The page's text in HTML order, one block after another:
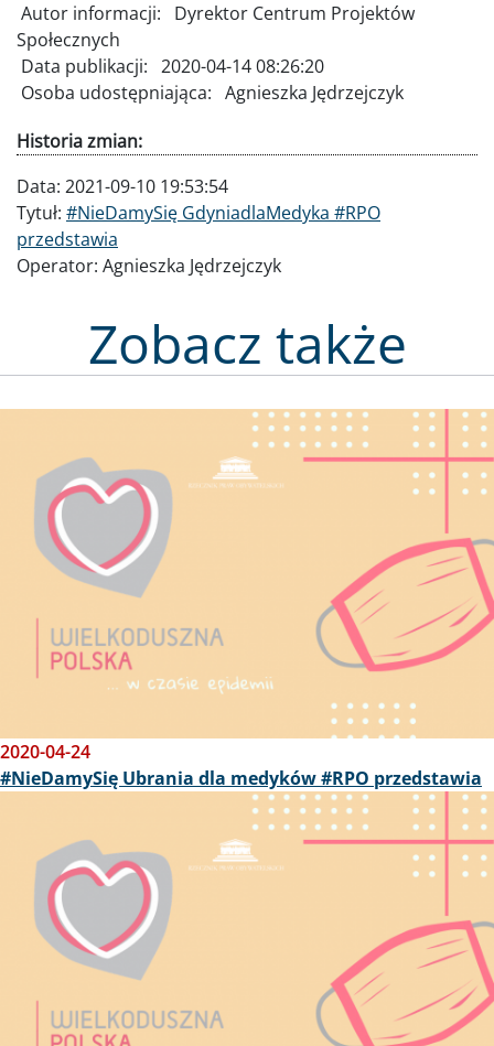
Autor informacji:
Dyrektor Centrum Projektów
Społecznych
Data publikacji: 2020-04-14 08:26:20
Osoba udostępniająca: Agnieszka Jędrzejczyk
Historia zmian:
Data: 2021-09-10 19:53:54
Tytuł: #NieDamySię GdyniadlaMedyka #RPO
przedstawia
Operator: Agnieszka Jędrzejczyk
Zobacz także
2020-04-24
#NieDamySię Ubrania dla medyków #RPO przedstawia